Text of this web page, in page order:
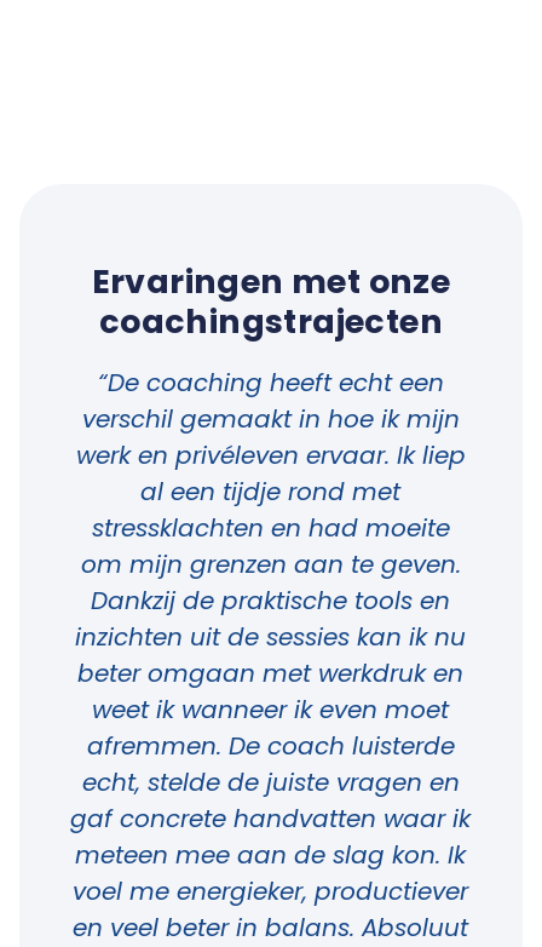
Ervaringen met onze
coachingstrajecten
“De coaching heeft echt een
verschil gemaakt in hoe ik mijn
werk en privéleven ervaar. Ik liep
al een tijdje rond met
stressklachten en had moeite
om mijn grenzen aan te geven.
Dankzij de praktische tools en
inzichten uit de sessies kan ik nu
beter omgaan met werkdruk en
weet ik wanneer ik even moet
afremmen. De coach luisterde
echt, stelde de juiste vragen en
gaf concrete handvatten waar ik
meteen mee aan de slag kon. Ik
voel me energieker, productiever
en veel beter in balans. Absoluut